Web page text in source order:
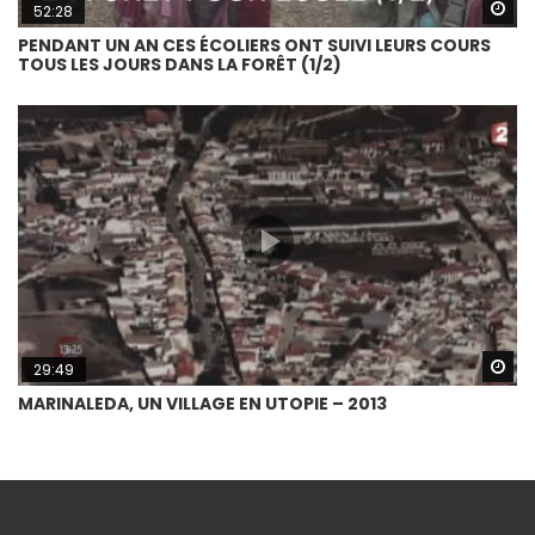
52:28
PENDANT UN AN CES ÉCOLIERS ONT SUIVI LEURS COURS
TOUS LES JOURS DANS LA FORÊT (1/2)
29:49
MARINALEDA, UN VILLAGE EN UTOPIE – 2013